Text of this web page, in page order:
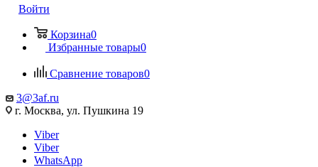
Войти
Корзина0
Избранные товары0
Сравнение товаров0
3@3af.ru
г. Москва, ул. Пушкина 19
Viber
Viber
WhatsApp